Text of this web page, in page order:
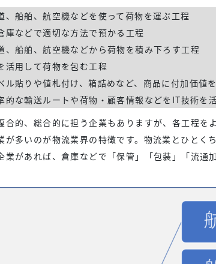
、船舶、航空機などを使って荷物を運ぶ工程
庫などで適切な方法で預かる工程
、船舶、航空機などから荷物を積み下ろす工程
活用して荷物を包む工程
ル貼りや値札付け、箱詰めなど、商品に付加価値
的な輸送ルートや荷物・顧客情報などをIT技術を
合的、総合的に担う企業もありますが、各工程を
が多いのが物流業界の特徴です。物流業とひとく
業があれば、倉庫などで「保管」「包装」「流通